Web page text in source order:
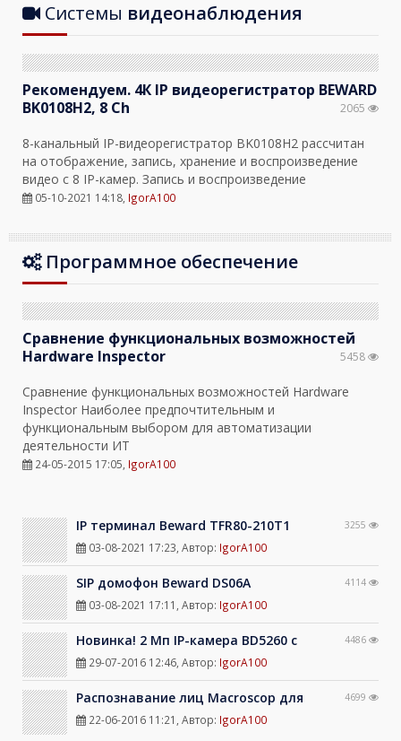
Системы видеонаблюдения
Рекомендуем. 4К IP видеорегистратор BEWARD
BK0108H2, 8 Ch
2065
8-канальный IP-видеорегистратор BK0108H2 рассчитан
на отображение, запись, хранение и воспроизведение
видео с 8 IP-камер. Запись и воспроизведение
05-10-2021 14:18 IgorA100
Программное обеспечение
Сравнение функциональных возможностей
Hardware Inspector
5458
Сравнение функциональных возможностей Hardware
Inspector Наиболее предпочтительным и
функциональным выбором для автоматизации
деятельности ИТ
24-05-2015 17:05 IgorA100
IP терминал Beward TFR80-210T1 3255
03-08-2021 17:23 , Автор: IgorA100
SIP домофон Beward DS06A 4114
03-08-2021 17:11 , Автор: IgorA100
Новинка! 2 Мп IP-камера BD5260 с 4486
29-07-2016 12:46 , Автор: IgorA100
Распознавание лиц Macroscop для 4699
22-06-2016 11:21 , Автор: IgorA100